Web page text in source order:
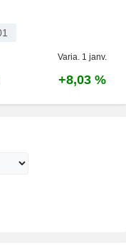
Varia. 1 janv.
+8,03 %